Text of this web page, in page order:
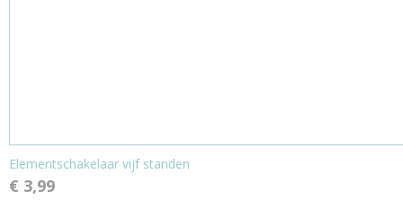
Elementschakelaar vijf standen
€ 3,99